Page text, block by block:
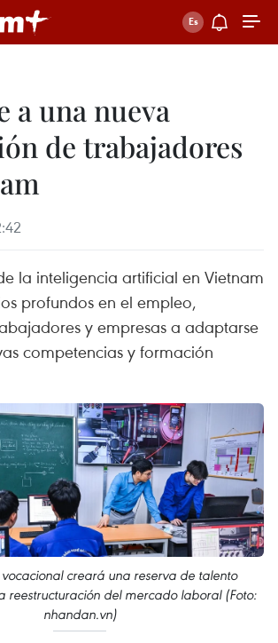
a una nueva
de trabajadores
la inteligencia artificial en Vietnam
profundos en el empleo,
y empresas a adaptarse
competencias y formación
creará una reserva de talento
reestructuración del mercado laboral (Foto:
nhandan.vn)